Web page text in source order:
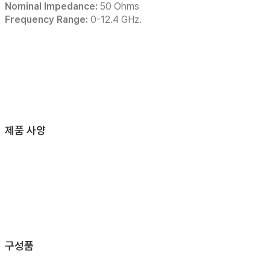
Nominal Impedance: 50 Ohms
Frequency Range: 0-12.4 GHz.
제품 사양
구성품